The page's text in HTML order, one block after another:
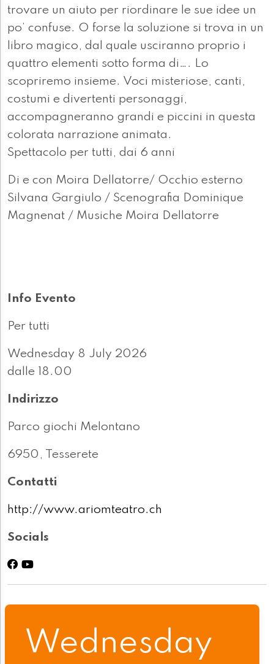
trovare un aiuto per riordinare le sue idee un
po’ confuse. O forse la soluzione si trova in un
libro magico, dal quale usciranno proprio i
quattro elementi sotto forma di…. Lo
scopriremo insieme. Voci misteriose, canti,
costumi e divertenti personaggi,
accompagneranno grandi e piccini in questa
colorata narrazione animata.
Spettacolo per tutti, dai 6 anni
Di e con Moira Dellatorre/ Occhio esterno
Silvana Gargiulo / Scenografia Dominique
Magnenat / Musiche Moira Dellatorre
Info Evento
Per tutti
Wednesday 8 July 2026
dalle 18.00
Indirizzo
Parco giochi Melontano
6950, Tesserete
Contatti
http://www.ariomteatro.ch
Socials
Wednesday